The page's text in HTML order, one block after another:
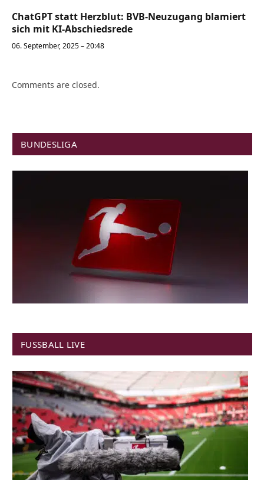
ChatGPT statt Herzblut: BVB-Neuzugang blamiert
sich mit KI-Abschiedsrede
06. September, 2025 – 20:48
Comments are closed.
BUNDESLIGA
FUSSBALL LIVE